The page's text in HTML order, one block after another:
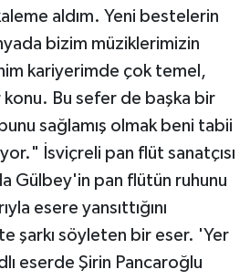
aldım. Yeni bestelerin
bizim müziklerimizin
kariyerimde çok temel,
Bu sefer de başka bir
sağlamış olmak beni tabii
İsviçreli pan flüt sanatçısı
Gülbey'in pan flütün ruhunu
esere yansıttığını
şarkı söyleten bir eser. 'Yer
eserde Şirin Pancaroğlu